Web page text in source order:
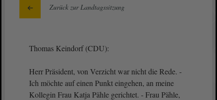
Zurück zur Landtagssitzung
Thomas Keindorf (CDU):
Herr Präsident, von Verzicht war nicht die Rede. -
Ich möchte auf einen Punkt eingehen, an meine
Kollegin Frau Katja Pähle gerichtet. - Frau Pähle,